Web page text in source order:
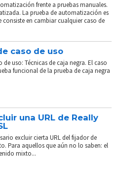
frente a pruebas manuales.
La prueba de automatización es
consiste en cambiar cualquier caso de
caso de uso
de uso: Técnicas de caja negra. El caso
funcional de la prueba de caja negra
una URL de Really
excluir cierta URL del fijador de
Para aquellos que aún no lo saben: el
mixto...